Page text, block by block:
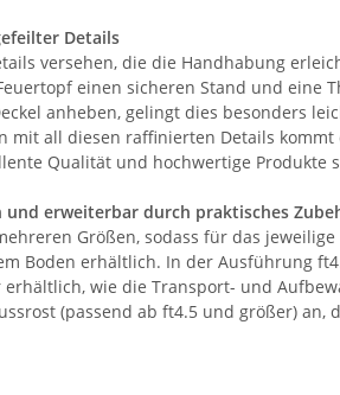
Details
versehen, die die Handhabung
einen sicheren Stand und
anheben, gelingt dies besonders
mit all diesen raffinierten Details
Qualität und hochwertige Produkte
erweiterbar durch praktisches
Größen, sodass für das
Boden erhältlich. In der Ausführung
wie die Transport- und
(passend ab ft4.5 und größer)